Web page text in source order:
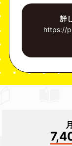
詳
https://